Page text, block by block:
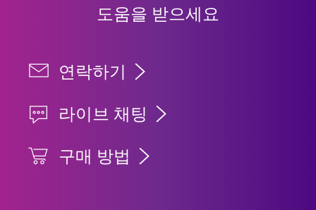
도움을 받으세요
연락하기
라이브 채팅
구매 방법